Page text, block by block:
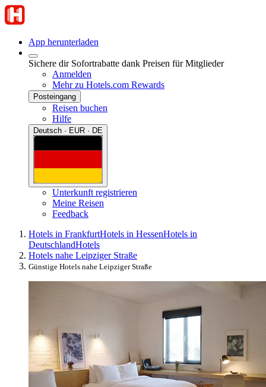
App herunterladen
Sichere dir Sofortrabatte dank Preisen für Mitglieder
Anmelden
Mehr zu Hotels.com Rewards
Posteingang
Reisen buchen
Hilfe
Deutsch · EUR · DE
Unterkunft registrieren
Meine Reisen
Feedback
Hotels in FrankfurtHotels in HessenHotels in
DeutschlandHotels
Hotels nahe Leipziger Straße
Günstige Hotels nahe Leipziger Straße